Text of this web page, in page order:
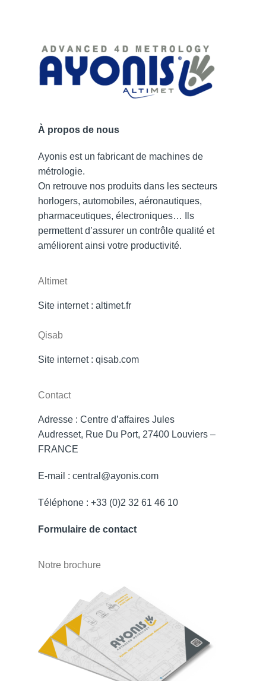
À propos de nous
Ayonis est un fabricant de machines de
métrologie.
On retrouve nos produits dans les secteurs
horlogers, automobiles, aéronautiques,
pharmaceutiques, électroniques… Ils
permettent d’assurer un contrôle qualité et
améliorent ainsi votre productivité.
Altimet
Site internet : altimet.fr
Qisab
Site internet : qisab.com
Contact
Adresse : Centre d’affaires Jules
Audresset, Rue Du Port, 27400 Louviers –
FRANCE
E-mail : central@ayonis.com
Téléphone : +33 (0)2 32 61 46 10
Formulaire de contact
Notre brochure